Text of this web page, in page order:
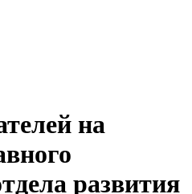
на
развития